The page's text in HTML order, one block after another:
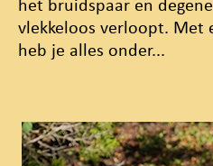
het bruidspaar en
vlekkeloos verloopt. Met
heb je alles onder...